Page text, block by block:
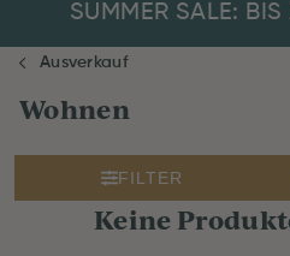
SUMMER SALE:
Ausverkauf
Wohnen
FILTER
Keine